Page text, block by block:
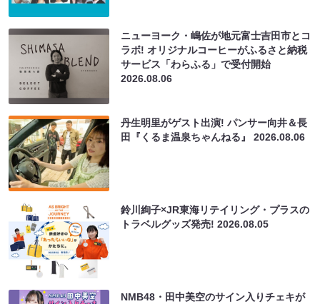
ニューヨーク・嶋佐が地元富士吉田市とコ
ラボ! オリジナルコーヒーがふるさと納税
サービス「わらふる」で受付開始
2026.08.06
丹生明里がゲスト出演! パンサー向井＆長
田『くるま温泉ちゃんねる』2026.08.06
鈴川絢子×JR東海リテイリング・プラスの
トラベルグッズ発売!2026.08.05
NMB48・田中美空のサイン入りチェキが